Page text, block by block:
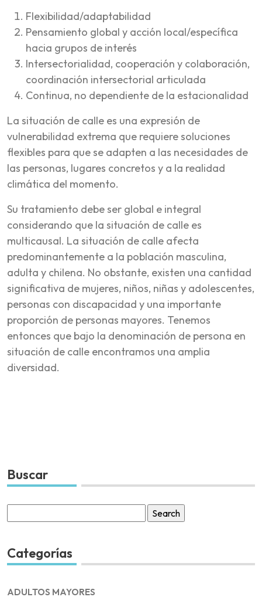
Flexibilidad/adaptabilidad
Pensamiento global y acción local/específica
hacia grupos de interés
Intersectorialidad, cooperación y colaboración,
coordinación intersectorial articulada
Continua, no dependiente de la estacionalidad
La situación de calle es una expresión de
vulnerabilidad extrema que requiere soluciones
flexibles para que se adapten a las necesidades de
las personas, lugares concretos y a la realidad
climática del momento.
Su tratamiento debe ser global e integral
considerando que la situación de calle es
multicausal. La situación de calle afecta
predominantemente a la población masculina,
adulta y chilena. No obstante, existen una cantidad
significativa de mujeres, niños, niñas y adolescentes,
personas con discapacidad y una importante
proporción de personas mayores. Tenemos
entonces que bajo la denominación de persona en
situación de calle encontramos una amplia
diversidad.
Buscar
for:
Categorías
ADULTOS MAYORES